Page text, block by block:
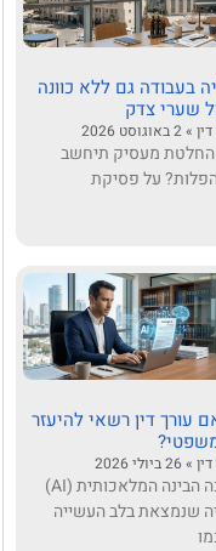
בעבודה גם ללא כוונה
שערי צדק
מעסיק תיחשב
על פסיקת
עורך דין רשאי להיעזר
בשנים האחרונות הפכה הבינה המלאכותית (AI)
שנמצאת בלב העשייה